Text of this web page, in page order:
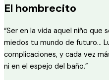
El hombrecito
“Ser en la vida aquel niño que
miedos tu mundo de futuro…
complicaciones, y cada vez
ni en el espejo del baño.”